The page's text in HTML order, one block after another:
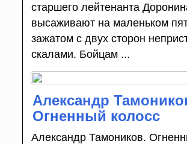
старшего лейтенанта
высаживают на маленьком
зажатом с двух сторон
скалами. Бойцам ...
Александр
Огненный колосс
Александр Тамоников.